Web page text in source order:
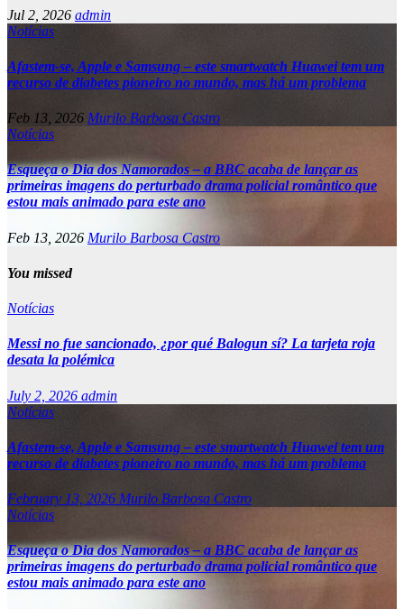
Jul 2, 2026 admin
Notícias
Afastem-se, Apple e Samsung – este smartwatch Huawei tem um
recurso de diabetes pioneiro no mundo, mas há um problema
Feb 13, 2026 Murilo Barbosa Castro
Notícias
Esqueça o Dia dos Namorados – a BBC acaba de lançar as
primeiras imagens do perturbado drama policial romântico que
estou mais animado para este ano
Feb 13, 2026 Murilo Barbosa Castro
You missed
Notícias
Messi no fue sancionado, ¿por qué Balogun sí? La tarjeta roja
desata la polémica
July 2, 2026 admin
Notícias
Afastem-se, Apple e Samsung – este smartwatch Huawei tem um
recurso de diabetes pioneiro no mundo, mas há um problema
February 13, 2026 Murilo Barbosa Castro
Notícias
Esqueça o Dia dos Namorados – a BBC acaba de lançar as
primeiras imagens do perturbado drama policial romântico que
estou mais animado para este ano